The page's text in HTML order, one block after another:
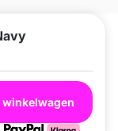
winkelwagen